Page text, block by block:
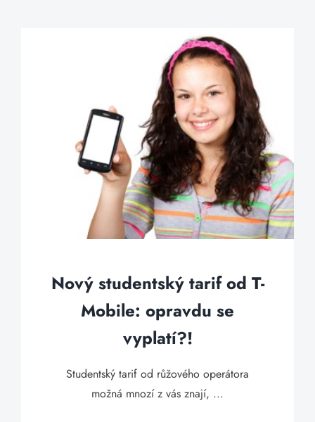
Nový studentský tarif od T-
Mobile: opravdu se
vyplatí?!
Studentský tarif od růžového operátora
možná mnozí z vás znají, ...